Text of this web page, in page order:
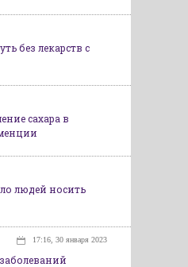
без лекарств с
сахара в
людей носить
17:16, 30 января 2023